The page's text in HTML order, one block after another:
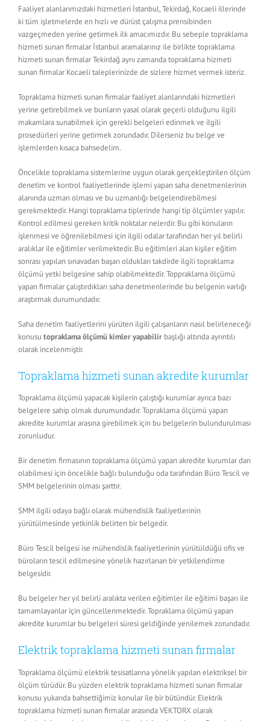
Faaliyet alanlarımızdaki hizmetleri İstanbul, Tekirdağ, Kocaeli illerinde
ki tüm işletmelerde en hızlı ve dürüst çalışma prensibinden
vazgeçmeden yerine getirmek ilk amacımızdır. Bu sebeple topraklama
hizmeti sunan firmalar İstanbul aramalarınız ile birlikte topraklama
hizmeti sunan firmalar Tekirdağ aynı zamanda topraklama hizmeti
sunan firmalar Kocaeli taleplerinizde de sizlere hizmet vermek isteriz.
Topraklama hizmeti sunan firmalar faaliyet alanlarındaki hizmetleri
yerine getirebilmek ve bunların yasal olarak geçerli olduğunu ilgili
makamlara sunabilmek için gerekli belgeleri edinmek ve ilgili
prosedürleri yerine getirmek zorundadır. Dilerseniz bu belge ve
işlemlerden kısaca bahsedelim.
Öncelikle topraklama sistemlerine uygun olarak gerçekleştirilen ölçüm
denetim ve kontrol faaliyetlerinde işlemi yapan saha denetmenlerinin
alanında uzman olması ve bu uzmanlığı belgelendirebilmesi
gerekmektedir. Hangi topraklama tiplerinde hangi tip ölçümler yapılır.
Kontrol edilmesi gereken kritik noktalar nelerdir. Bu gibi konuların
işlenmesi ve öğrenilebilmesi için ilgili odalar tarafından her yıl belirli
aralıklar ile eğitimler verilmektedir. Bu eğitimleri alan kişiler eğitim
sonrası yapılan sınavadan başarı oldukları takdirde ilgili topraklama
ölçümü yetki belgesine sahip olabilmektedir. Toppraklama ölçümü
yapan firmalar çalıştırdıkları saha denetmenlerinde bu belgenin varlığı
araştırmak durumundadır.
Saha denetim faaliyetlerini yürüten ilgili çalışanların nasıl belirleneceği
konusu topraklama ölçümü kimler yapabilir başlığı altında ayrıntılı
olarak incelenmiştir.
Topraklama hizmeti sunan akredite kurumlar
Topraklama ölçümü yapacak kişilerin çalıştığı kurumlar ayrıca bazı
belgelere sahip olmak durumundadır. Topraklama ölçümü yapan
akredite kurumlar arasına girebilmek için bu belgelerin bulundurulması
zorunludur.
Bir denetim firmasının topraklama ölçümü yapan akredite kurumlar dan
olabilmesi için öncelikle bağlı bulunduğu oda tarafından Büro Tescil ve
SMM belgelerinin olması şarttır.
SMM ilgili odaya bağlı olarak mühendislik faaliyetlerinin
yürütülmesinde yetkinlik belirten bir belgedir.
Büro Tescil belgesi ise mühendislik faaliyetlerinin yürütüldüğü ofis ve
büroların tescil edilmesine yönelik hazırlanan bir yetkilendirme
belgesidir.
Bu belgeler her yıl belirli aralıkta verilen eğitimler ile eğitimi başarı ile
tamamlayanlar için güncellenmektedir. Topraklama ölçümü yapan
akredite kurumlar bu belgeleri süresi geldiğinde yenilemek zorundadır.
Elektrik topraklama hizmeti sunan firmalar
Topraklama ölçümü elektrik tesisatlarına yönelik yapılan elektriksel bir
ölçüm türüdür. Bu yüzden elektrik topraklama hizmeti sunan firmalar
konusu yukarıda bahsettiğimiz konular ile bir bütündür. Elektrik
topraklama hizmeti sunan firmalar arasında VEKTORX olarak